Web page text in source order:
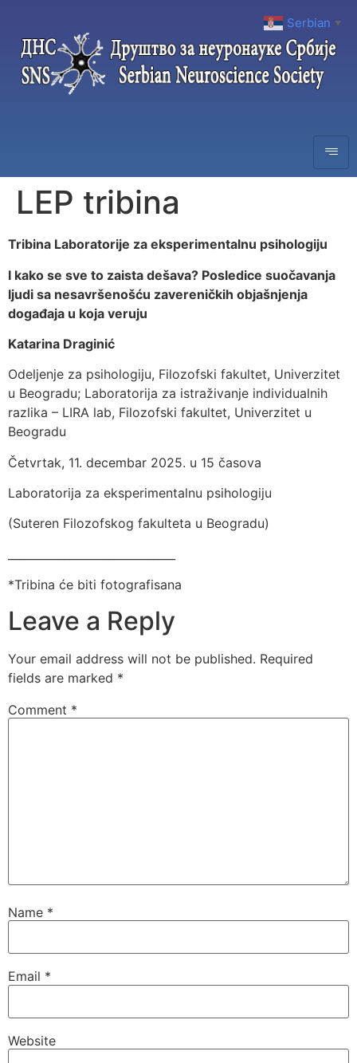
LEP tribina
Tribina Laboratorije za eksperimentalnu psihologiju
I kako se sve to zaista dešava? Posledice suočavanja
ljudi sa nesavršenošću zavereničkih objašnjenja
događaja u koja veruju
Katarina Draginić
Odeljenje za psihologiju, Filozofski fakultet, Univerzitet
u Beogradu; Laboratorija za istraživanje individualnih
razlika – LIRA lab, Filozofski fakultet, Univerzitet u
Beogradu
Četvrtak, 11. decembar 2025. u 15 časova
Laboratorija za eksperimentalnu psihologiju
(Suteren Filozofskog fakulteta u Beogradu)
*Tribina će biti fotografisana
Leave a Reply
Your email address will not be published. Required
fields are marked *
Comment *
Name *
Email *
Website
Serbian ▼